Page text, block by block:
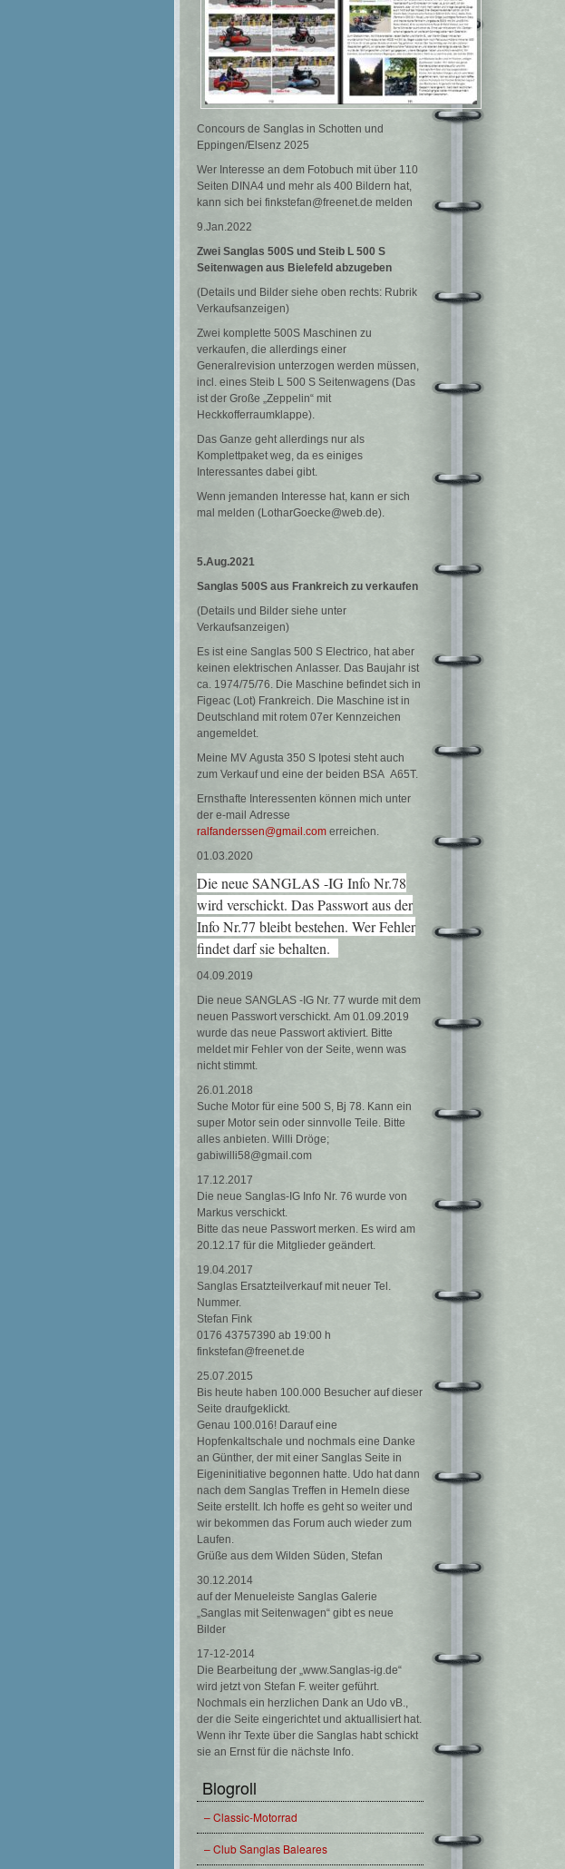
Concours de Sanglas in Schotten und
Eppingen/Elsenz 2025
Wer Interesse an dem Fotobuch mit über 110
Seiten DINA4 und mehr als 400 Bildern hat,
kann sich bei finkstefan@freenet.de melden
9.Jan.2022
Zwei Sanglas 500S und Steib L 500 S
Seitenwagen aus Bielefeld abzugeben
(Details und Bilder siehe oben rechts: Rubrik
Verkaufsanzeigen)
Zwei komplette 500S Maschinen zu
verkaufen, die allerdings einer
Generalrevision unterzogen werden müssen,
incl. eines Steib L 500 S Seitenwagens (Das
ist der Große „Zeppelin“ mit
Heckkofferraumklappe).
Das Ganze geht allerdings nur als
Komplettpaket weg, da es einiges
Interessantes dabei gibt.
Wenn jemanden Interesse hat, kann er sich
mal melden (LotharGoecke@web.de).
5.Aug.2021
Sanglas 500S aus Frankreich zu verkaufen
(Details und Bilder siehe unter
Verkaufsanzeigen)
Es ist eine Sanglas 500 S Electrico, hat aber
keinen elektrischen Anlasser. Das Baujahr ist
ca. 1974/75/76. Die Maschine befindet sich in
Figeac (Lot) Frankreich. Die Maschine ist in
Deutschland mit rotem 07er Kennzeichen
angemeldet.
Meine MV Agusta 350 S Ipotesi steht auch
zum Verkauf und eine der beiden BSA A65T.
Ernsthafte Interessenten können mich unter
der e-mail Adresse
ralfanderssen@gmail.com erreichen.
01.03.2020
Die neue SANGLAS -IG Info Nr.78
wird verschickt. Das Passwort aus der
Info Nr.77 bleibt bestehen. Wer Fehler
findet darf sie behalten.
04.09.2019
Die neue SANGLAS -IG Nr. 77 wurde mit dem
neuen Passwort verschickt. Am 01.09.2019
wurde das neue Passwort aktiviert. Bitte
meldet mir Fehler von der Seite, wenn was
nicht stimmt.
26.01.2018
Suche Motor für eine 500 S, Bj 78. Kann ein
super Motor sein oder sinnvolle Teile. Bitte
alles anbieten. Willi Dröge;
gabiwilli58@gmail.com
17.12.2017
Die neue Sanglas-IG Info Nr. 76 wurde von
Markus verschickt.
Bitte das neue Passwort merken. Es wird am
20.12.17 für die Mitglieder geändert.
19.04.2017
Sanglas Ersatzteilverkauf mit neuer Tel.
Nummer.
Stefan Fink
0176 43757390 ab 19:00 h
finkstefan@freenet.de
25.07.2015
Bis heute haben 100.000 Besucher auf dieser
Seite draufgeklickt.
Genau 100.016! Darauf eine
Hopfenkaltschale und nochmals eine Danke
an Günther, der mit einer Sanglas Seite in
Eigeninitiative begonnen hatte. Udo hat dann
nach dem Sanglas Treffen in Hemeln diese
Seite erstellt. Ich hoffe es geht so weiter und
wir bekommen das Forum auch wieder zum
Laufen.
Grüße aus dem Wilden Süden, Stefan
30.12.2014
auf der Menueleiste Sanglas Galerie
„Sanglas mit Seitenwagen“ gibt es neue
Bilder
17-12-2014
Die Bearbeitung der „www.Sanglas-ig.de“
wird jetzt von Stefan F. weiter geführt.
Nochmals ein herzlichen Dank an Udo vB.,
der die Seite eingerichtet und aktuallisiert hat.
Wenn ihr Texte über die Sanglas habt schickt
sie an Ernst für die nächste Info.
Blogroll
– Classic-Motorrad
– Club Sanglas Baleares